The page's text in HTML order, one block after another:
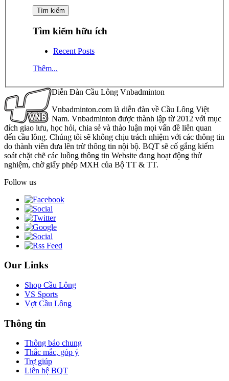
Tìm kiếm hữu ích
Recent Posts
Thêm...
Diễn Đàn Cầu Lông Vnbadminton
Vnbadminton.com là diễn đàn về Cầu Lông Việt
Nam. Vnbadminton được thành lập từ 2012 với mục
đích giao lưu, học hỏi, chia sẻ và thảo luận mọi vấn đề liên quan
đến cầu lông. Chúng tôi sẽ không chịu trách nhiệm với các thông tin
do thành viên đưa lên trừ thông tin nội bộ. BQT sẽ cố gắng kiểm
soát chặt chẽ các luồng thông tin Website đang hoạt động thử
nghiệm, chờ giấy phép MXH của Bộ TT & TT.
Follow us
Our Links
Shop Cầu Lông
VS Sports
Vợt Cầu Lông
Thông tin
Thông báo chung
Thắc mắc, góp ý
Trợ giúp
Liên hệ BQT